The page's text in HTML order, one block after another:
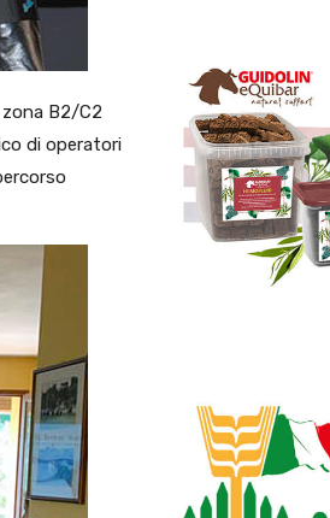
B2/C2
di operatori